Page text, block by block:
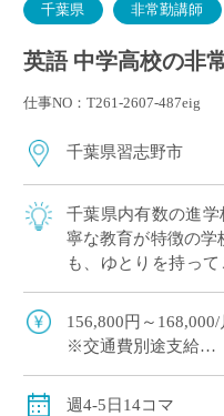
千葉県 非常勤講師
英語 中学高校の非
仕事NO：T261-2607-487eig
千葉県習志野市
千葉県内有数の進
寧な教育が特徴の学
も、ゆとりを持っ
156,800円～
※交通費別途支給
週4-5日14コマ